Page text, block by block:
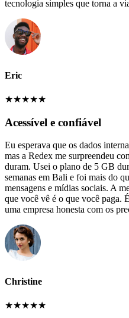
tecnologia simples que torna a
Eric
★★★★★
Acessível e confiável
Eu esperava que os dados
mas a Redex me surpreendeu
duram. Usei o plano de 5 GB
semanas em Bali e foi mais do
mensagens e mídias sociais. A
que você vê é o que você paga.
uma empresa honesta com os
Christine
★★★★★